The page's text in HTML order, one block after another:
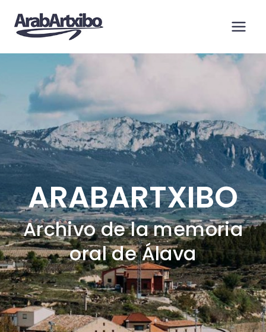
contenido
ARABARTXIBO
Archivo de la memoria
oral de Álava